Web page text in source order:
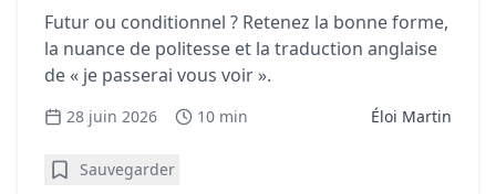
Futur ou conditionnel ? Retenez la bonne forme,
la nuance de politesse et la traduction anglaise
de « je passerai vous voir ».
28 juin 2026 10 min Éloi Martin
Sauvegarder